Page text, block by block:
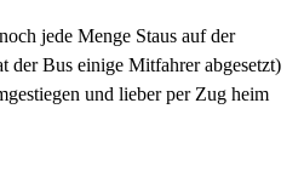
jede Menge Staus auf der
der Bus einige Mitfahrer abgesetzt)
und lieber per Zug heim